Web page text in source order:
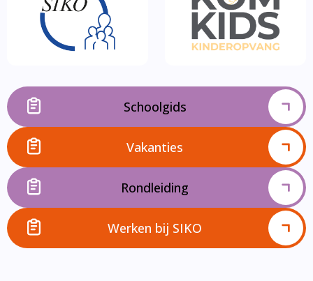
Schoolgids
Vakanties
Rondleiding
Werken bij SIKO